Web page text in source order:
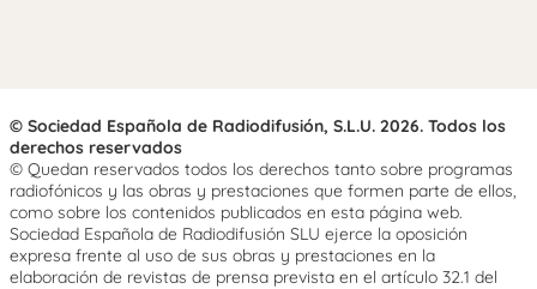
© Sociedad Española de Radiodifusión, S.L.U. 2026. Todos los
derechos reservados
© Quedan reservados todos los derechos tanto sobre programas
radiofónicos y las obras y prestaciones que formen parte de ellos,
como sobre los contenidos publicados en esta página web.
Sociedad Española de Radiodifusión SLU ejerce la oposición
expresa frente al uso de sus obras y prestaciones en la
elaboración de revistas de prensa prevista en el artículo 32.1 del